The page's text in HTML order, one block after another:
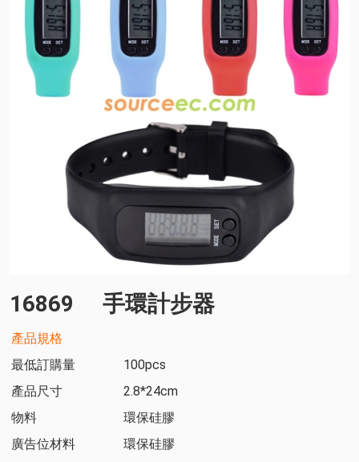
16869 手環計步器
產品規格
最低訂購量
100pcs
產品尺寸
2.8*24cm
物料
環保硅膠
廣告位材料
環保硅膠